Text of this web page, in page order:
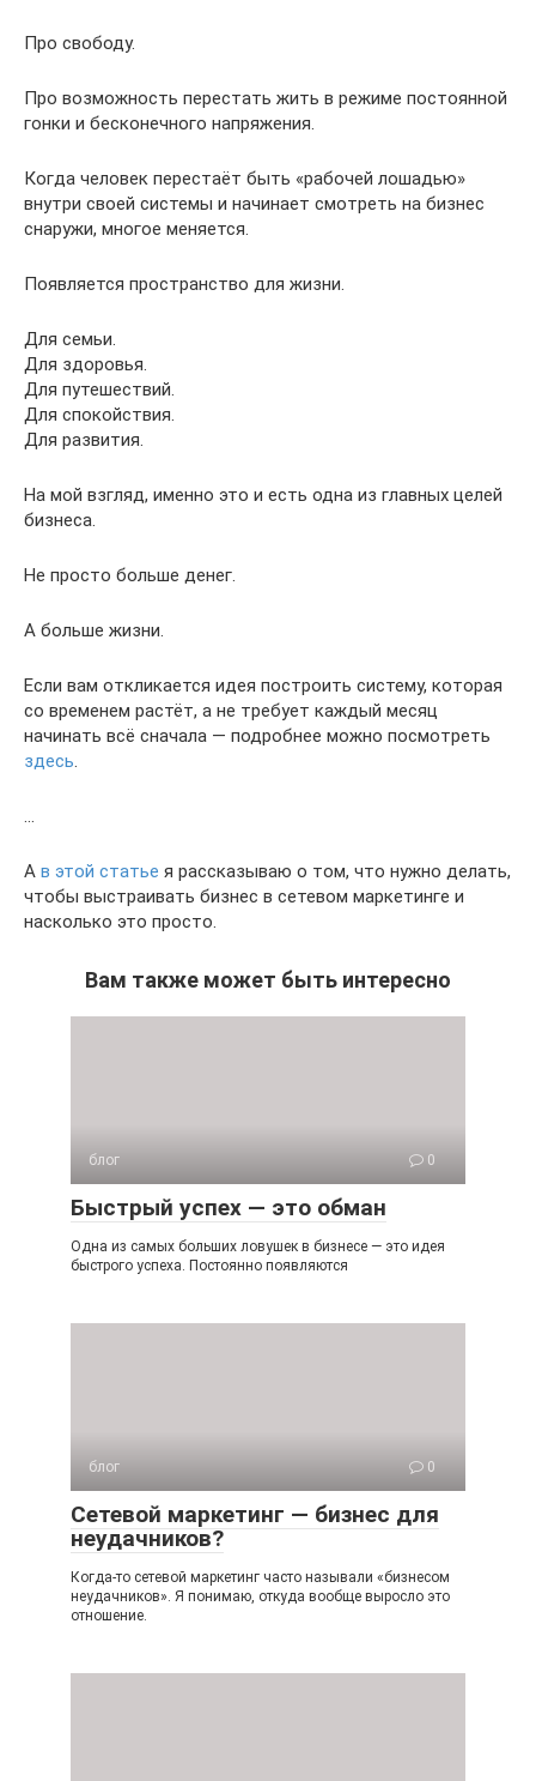
Про свободу.
Про возможность перестать жить в режиме постоянной
гонки и бесконечного напряжения.
Когда человек перестаёт быть «рабочей лошадью»
внутри своей системы и начинает смотреть на бизнес
снаружи, многое меняется.
Появляется пространство для жизни.
Для семьи.
Для здоровья.
Для путешествий.
Для спокойствия.
Для развития.
На мой взгляд, именно это и есть одна из главных целей
бизнеса.
Не просто больше денег.
А больше жизни.
Если вам откликается идея построить систему, которая
со временем растёт, а не требует каждый месяц
начинать всё сначала — подробнее можно посмотреть
здесь
А в этой статье я рассказываю о том, что нужно делать,
чтобы выстраивать бизнес в сетевом маркетинге и
насколько это просто.
Вам также может быть интересно
блог 0
Быстрый успех — это обман
Одна из самых больших ловушек в бизнесе — это идея
быстрого успеха. Постоянно появляются
блог 0
Сетевой маркетинг — бизнес для
неудачников?
Когда-то сетевой маркетинг часто называли «бизнесом
неудачников». Я понимаю, откуда вообще выросло это
отношение.